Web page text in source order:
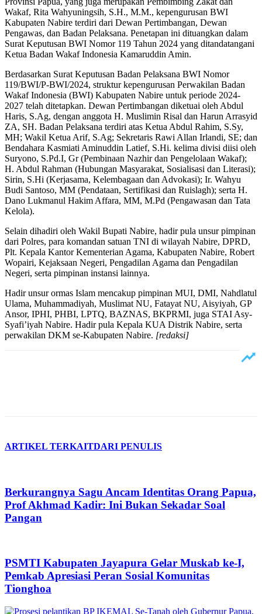
Wakaf, Rita Wahyuningsih, S.H., M.M., kepengurusan BWI
Kabupaten Nabire terdiri dari Dewan Pertimbangan, Dewan
Pengawas, dan Badan Pelaksana. Penetapan ini dituangkan dalam
Surat Keputusan BWI Nomor 119 Tahun 2024 yang ditandatangani
Ketua Badan Wakaf Indonesia Kamaruddin Amin.
Berdasarkan Surat Keputusan Badan Pelaksana BWI Nomor
119/BWI/P-BWI/2024, struktur kepengurusan Perwakilan Badan
Wakaf Indonesia (BWI) Kabupaten Nabire untuk periode 2024-
2027 telah ditetapkan. Dewan Pertimbangan diketuai oleh Abdul
Haris, S.Ag, dengan anggota H. Muslimin Risal dan Harun Arrasyid
ZA, SH. Badan Pelaksana terdiri atas Ketua Abdul Rahim, S.Sy,
MH; Wakil Ketua Arif, S.Ag; Sekretaris Rawi Allan Irlandi, SE; dan
Bendahara Kasmiati Aminuddin Latief, S.Hi. kelima divisi diisi oleh
Suryono, S.Pd.I, Gr (Pembinaan Nazhir dan Pengelolaan Wakaf);
H. Abdul Rahman (Hubungan Masyarakat, Sosialisasi dan Literasi);
Sirin, S.Hi (Kerjasama, Kelembagaan dan Advokasi); Ir. Wahyu
Budi Santoso, MM (Pendataan, Sertifikasi dan Ruislagh); serta H.
Dano Lukmanul Hakim Affara, MM, M.Pd (Pengawasan dan Tata
Kelola).
Selain dihadiri oleh Wakil Bupati Nabire, hadir pula unsur pimpinan
dari Polres, para komandan satuan TNI di wilayah Nabire, DPRD,
Plt. Kepala Kantor Kementerian Agama, Kabupaten Nabire, Robert
Wopairi, Kejaksaan Negeri, Pengadilan Agama dan Pengadilan
Negeri, serta pimpinan instansi lainnya.
Hadir unsur ormas Islam mencakup pimpinan MUI, DMI, Nahdlatul
Ulama, Muhammadiyah, Muslimat NU, Fatayat NU, Aisyiyah, GP
Ansor, IPHI, PHBI, LPTQ, BAZNAS, BKPRMI, juga STAI Asy-
Syafi’iyah Nabire. Hadir pula Kepala KUA Distrik Nabire, serta
perwakilan DKM se-Kabupaten Nabire. [redaksi]
ARTIKEL TERKAITDARI PENULIS
Berkurangnya Sagu Ancam Identitas Orang Papua,
Prof Akhmad Kadir: Ini Bukan Sekadar Soal
Pangan
PSMTI Kabupaten Jayapura Gelar Muskab ke-I,
Pemkab Apresiasi Peran Sosial Komunitas
Tionghoa